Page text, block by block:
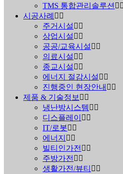
TMS 통합관리솔루션
시공사례
주거시설
상업시설
공공/교육시설
의료시설
종교시설
에너지 절감시설
진행중인 현장안내
제품 & 기술정보
냉난방시스템
디스플레이
IT/로봇
에너지
빌티인가전
주방가전
생활가전/뷰티